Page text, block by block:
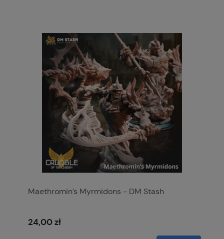
Maethromin’s Myrmidons - DM Stash
24,00 zł